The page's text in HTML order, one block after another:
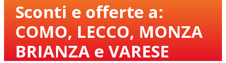
Sconti e offerte a:
COMO, LECCO, MONZA
BRIANZA e VARESE